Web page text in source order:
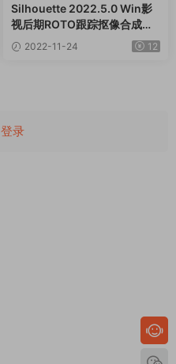
Silhouette 2022.5.0 Win影
视后期ROTO跟踪抠像合成软
件AE/PR/达芬奇/VEGAS/OF
X插件
2022-11-24 12
登录